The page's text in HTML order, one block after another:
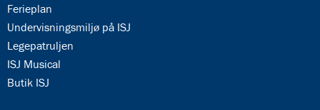
34.13:
Ferieplan
34.14:
Undervisningsmiljø på ISJ
34.15:
Legepatruljen
34.16:
ISJ Musical
34.17:
Butik ISJ